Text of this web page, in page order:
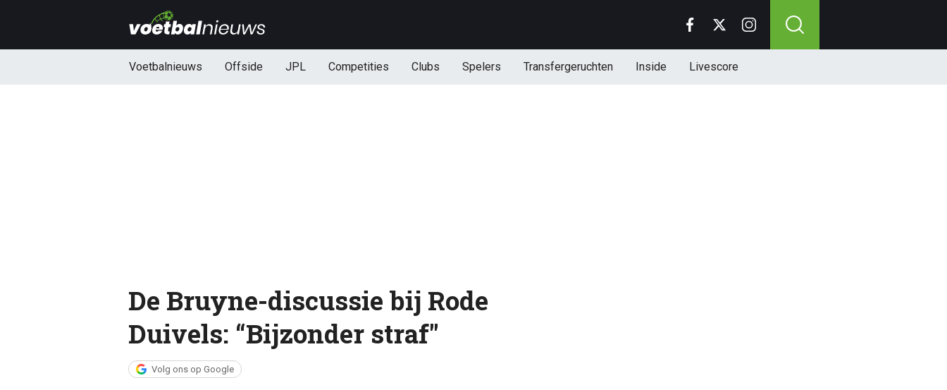
Voetbalnieuws Offside JPL Competities Clubs Spelers Transfergeruchten Inside Livescore
De Bruyne-discussie bij Rode
Duivels: “Bijzonder straf"
Volg ons op Google